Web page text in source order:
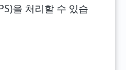
을 처리할 수 있습